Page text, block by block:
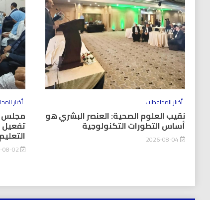
أخبار المحافظات
نقيب العلوم الصحية: العنصر البشري هو
أساس التطورات التكنولوجية
أخبار
مجلس
تفعيل